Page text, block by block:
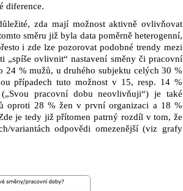
diference.
zda mají možnost aktivně ovlivňovat
směru již byla data poměrně heterogenní,
i zde lze pozorovat podobné trendy mezi
„spíše ovlivnit“ nastavení směny či pracovní
24 % mužů, u druhého subjektu celých 30 %
případech tuto možnost v 15, resp. 14 %
pracovní dobu neovlivňuji“) je také
oproti 28 % žen v první organizaci a 18 %
je tedy již přítomen patrný rozdíl v tom, že
variantách odpovědi omezenější (viz grafy